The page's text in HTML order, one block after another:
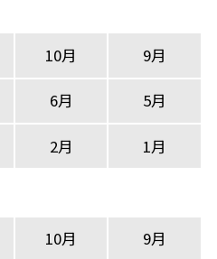
10月 9月
6月 5月
2月 1月
10月 9月